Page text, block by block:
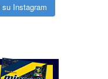
su Instagram